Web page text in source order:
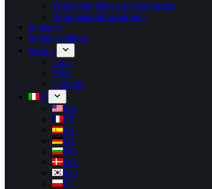
Protezione dentale personalizzata
Portamateriali ortodontici
Impianto
Impiallacciatura
Risorse
Circa
Blog
Contatto
IT
EN
FR
ES
DE
BG
DA
KO
PL